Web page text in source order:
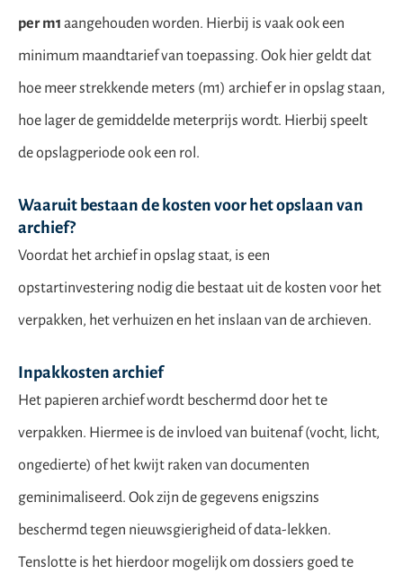
per m1 aangehouden worden. Hierbij is vaak ook een
minimum maandtarief van toepassing. Ook hier geldt dat
hoe meer strekkende meters (m1) archief er in opslag staan,
hoe lager de gemiddelde meterprijs wordt. Hierbij speelt
de opslagperiode ook een rol.
Waaruit bestaan de kosten voor het opslaan van
archief?
Voordat het archief in opslag staat, is een
opstartinvestering nodig die bestaat uit de kosten voor het
verpakken, hetverhuizen en het inslaan van de archieven.
Inpakkosten archief
Het papieren archief wordt beschermd door het te
verpakken. Hiermee is de invloed van buitenaf (vocht, licht,
ongedierte) of het kwijt raken van documenten
geminimaliseerd. Ook zijn de gegevens enigszins
beschermd tegen nieuwsgierigheid of data-lekken.
Tenslotte is het hierdoor mogelijk om dossiers goed te